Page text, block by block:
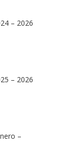
– 2026
– 2026
–